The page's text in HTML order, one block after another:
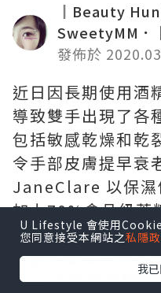
║Beauty
SweetyMM．
發佈於
近日因長期使用酒
導致雙手出現了各
包括敏感乾燥和乾
令手部皮膚提早衰
JaneClare 以保濕
加上70%食品級蔗
濕修護，
又能消毒雙手的
草本 保濕消毒精
U Lifestyle 會使用
您同意接受本網站之私隱
我